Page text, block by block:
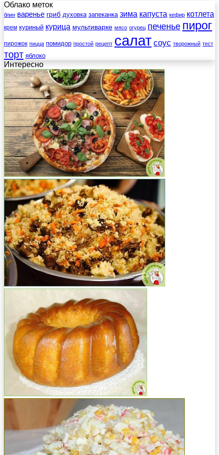
Облако меток
блин варенье гриб духовка запеканка зима капуста кефир котлета
крем куриный курица мультиварке мясо огурец печенье пирог
пирожок пицца помидор простой рецепт салат соус творожный тест
торт яблоко
Интересно